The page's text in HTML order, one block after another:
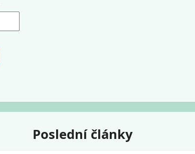
Poslední články